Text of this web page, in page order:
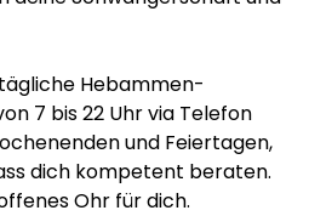
Hebammen-
7 bis 22 Uhr via Telefon
und Feiertagen,
dich kompetent beraten.
Ohr für dich.